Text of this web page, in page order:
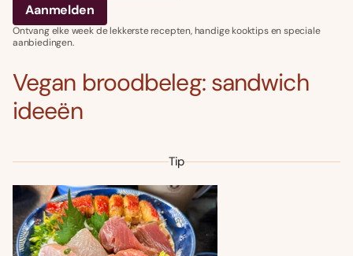
Ontvang elke week de lekkerste recepten, handige kooktips en speciale
aanbiedingen.
Vegan broodbeleg: sandwich
ideeën
Tip